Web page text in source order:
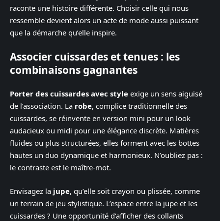
raconte une histoire différente. Choisir celle qui nous
ressemble devient alors un acte de mode aussi puissant
que la démarche qu’elle inspire.
Associer cuissardes et tenues : les
combinaisons gagnantes
Porter des cuissardes avec style exige un sens aiguisé
de l’association. La robe, complice traditionnelle des
cuissardes, se réinvente en version mini pour un look
audacieux ou midi pour une élégance discrète. Matières
fluides ou plus structurées, elles forment avec les bottes
hautes un duo dynamique et harmonieux. N’oubliez pas :
le contraste est le maître-mot.
Envisagez la jupe, qu’elle soit crayon ou plissée, comme
un terrain de jeu stylistique. L’espace entre la jupe et les
cuissardes ? Une opportunité d’afficher des collants